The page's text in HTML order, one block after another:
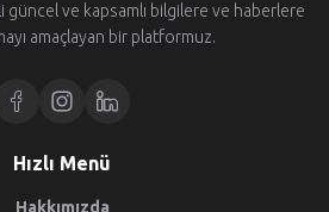
güncel ve kapsamlı bilgilere ve haberlere
amaçlayan bir platformuz.
Hızlı Menü
Hakkımızda